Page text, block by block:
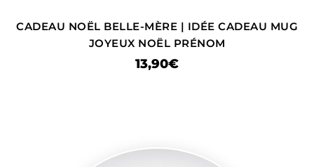
CADEAU NOËL BELLE-MÈRE | IDÉE CADEAU MUG
JOYEUX NOËL PRÉNOM
13,90€